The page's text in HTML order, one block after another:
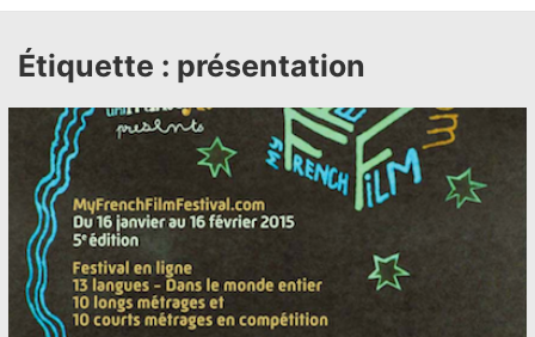
t
Étiquette : présentation